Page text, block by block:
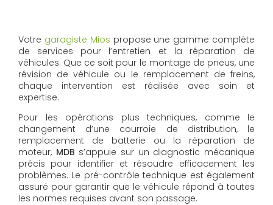
Votre garagiste Mios propose une gamme complète
de services pour l’entretien et la réparation de
véhicules. Que ce soit pour le montage de pneus, une
révision de véhicule ou le remplacement de freins,
chaque intervention est réalisée avec soin et
expertise.
Pour les opérations plus techniques, comme le
changement d’une courroie de distribution, le
remplacement de batterie ou la réparation de
moteur, MDB s’appuie sur un diagnostic mécanique
précis pour identifier et résoudre efficacement les
problèmes. Le pré-contrôle technique est également
assuré pour garantir que le véhicule répond à toutes
les normes requises avant son passage.